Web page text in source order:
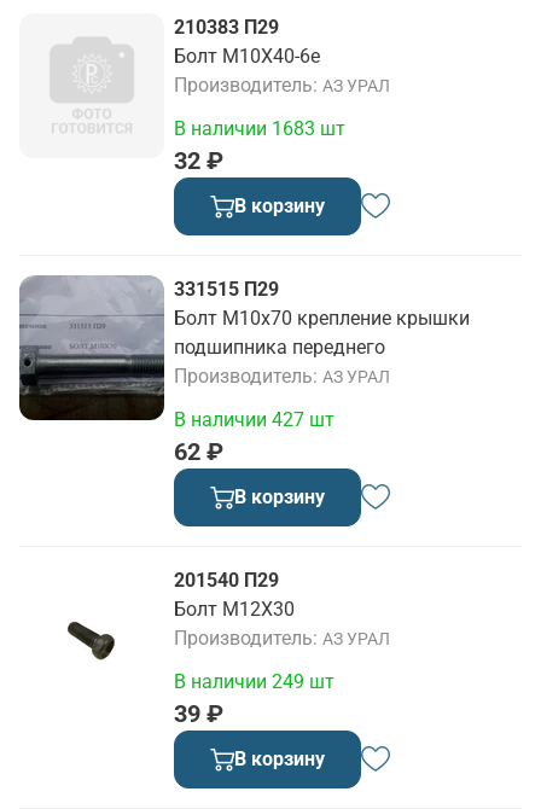
210383 П29
Болт М10Х40-6е
Производитель АЗ УРАЛ
32 ₽
В наличии 1683 шт
В корзину
331515 П29
Болт М10х70 крепление крышки
подшипника переднего
Производитель АЗ УРАЛ
62 ₽
В наличии 427 шт
В корзину
201540 П29
Болт М12Х30
Производитель АЗ УРАЛ
39 ₽
В наличии 249 шт
В корзину